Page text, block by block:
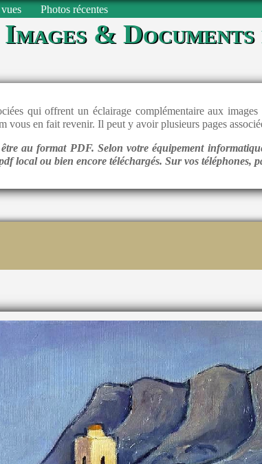
Photos récentes
Images &
qui offrent un éclairage complémentaire aux
vous en fait revenir. Il peut y avoir plusieurs pages
au format PDF. Selon votre équipement
local ou bien encore téléchargés. Sur vos